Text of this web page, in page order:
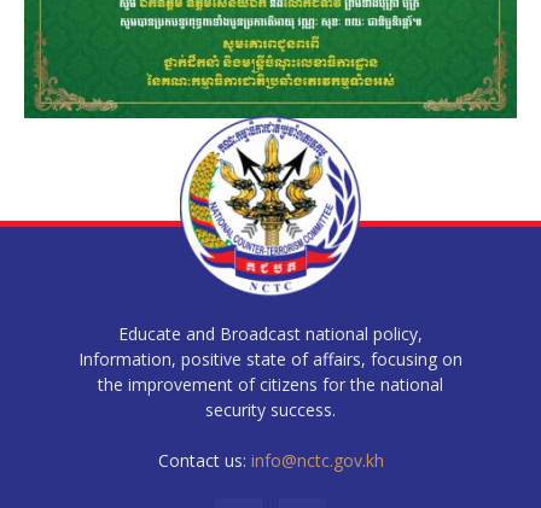
Educate and Broadcast national policy,
Information, positive state of affairs, focusing on
the improvement of citizens for the national
security success.
Contact us: info@nctc.gov.kh